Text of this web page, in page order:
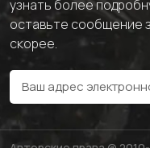
узнать более
оставьте сообщение
скорее.